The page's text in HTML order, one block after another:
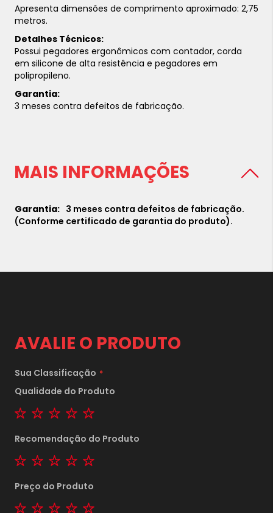
Apresenta dimensões de comprimento aproximado: 2,75
metros.
Detalhes Técnicos:
Possui pegadores ergonômicos com contador, corda
em silicone de alta resistência e pegadores em
polipropileno.
Garantia:
3 meses contra defeitos de fabricação.
MAIS INFORMAÇÕES
3 meses contra defeitos de fabricação.
(Conforme certificado de garantia do produto).
AVALIE O PRODUTO
Sua Classificação
Qualidade do Produto
1 star2 stars3 stars4 stars
Recomendação do Produto
1 star2 stars3 stars4 stars
Preço do Produto
1 star2 stars3 stars4 stars